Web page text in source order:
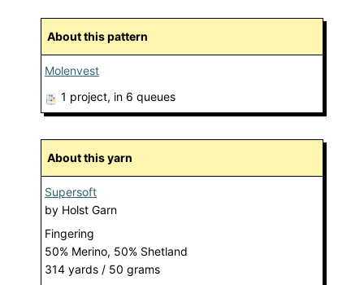
About this pattern
Molenvest
1 project, in 6 queues
About this yarn
Supersoft
by Holst Garn
Fingering
50% Merino, 50% Shetland
314 yards / 50 grams